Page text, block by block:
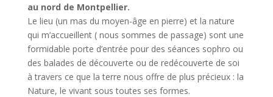
au nord de Montpellier.
Le lieu (un mas du moyen-âge en pierre) et la nature
qui m’accueillent ( nous sommes de passage) sont une
formidable porte d’entrée pour des séances sophro ou
des balades de découverte ou de redécouverte de soi
à travers ce que la terre nous offre de plus précieux : la
Nature, le vivant sous toutes ses formes.